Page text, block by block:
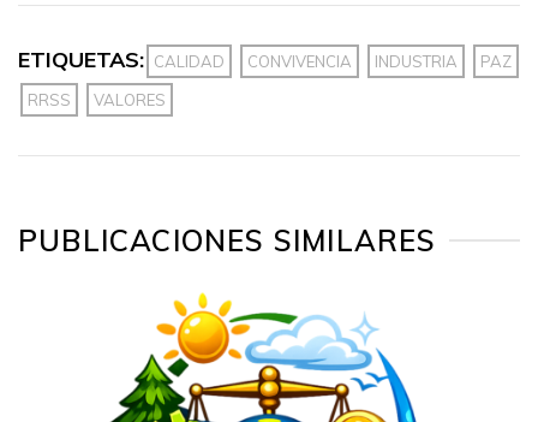
ETIQUETAS: CALIDAD CONVIVENCIA INDUSTRIA
PAZ
RRSS
VALORES
PUBLICACIONES SIMILARES